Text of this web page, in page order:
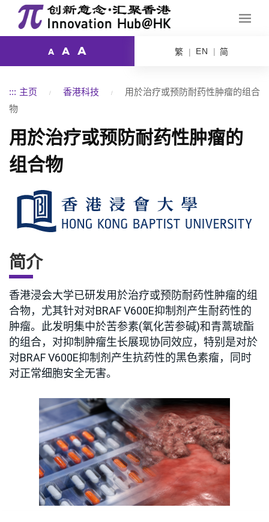
A A A 繁 EN 简
::: 主页 香港科技
用於治疗或预防耐药性肿瘤的组合
物
用於治疗或预防耐药性肿瘤的
组合物
简介
香港浸会大学已研发用於治疗或预防耐药性肿瘤的组
合物，尤其针对对BRAF V600E抑制剂产生耐药性的
肿瘤。此发明集中於苦参素(氧化苦参碱)和青蒿琥酯
的组合，对抑制肿瘤生长展现协同效应，特别是对於
对BRAF V600E抑制剂产生抗药性的黑色素瘤，同时
对正常细胞安全无害。